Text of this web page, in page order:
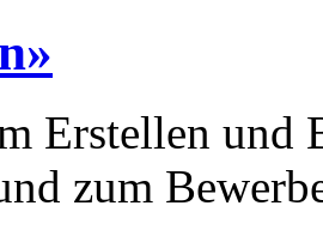
»
Erstellen und
zum